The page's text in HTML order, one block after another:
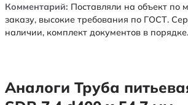
Комментарий: Поставляли на объект по
заказу, высокие требования по ГОСТ.
наличии, комплект документов в порядке.
Аналоги Труба